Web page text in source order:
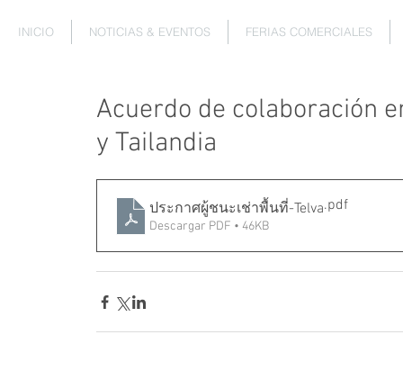
INICIO NOTICIAS & EVENTOS FERIAS COMERCIALES
Acuerdo de colaboración
y Tailandia
ประกาศผู้ชนะเช่าพื้นที่-Telva.pdf
Descargar PDF • 46KB